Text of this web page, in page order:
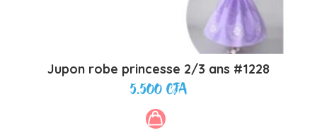
Jupon robe princesse 2/3 ans #1228
5.500 CFA